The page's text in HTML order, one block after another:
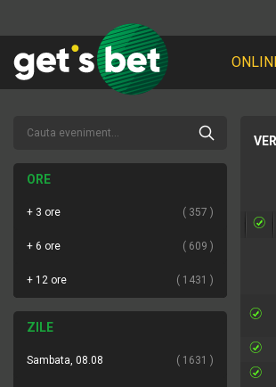
ORE
+ 3 ore 357
+ 6 ore 609
+ 12 ore 1431
ZILE
Sambata, 08.08 1631